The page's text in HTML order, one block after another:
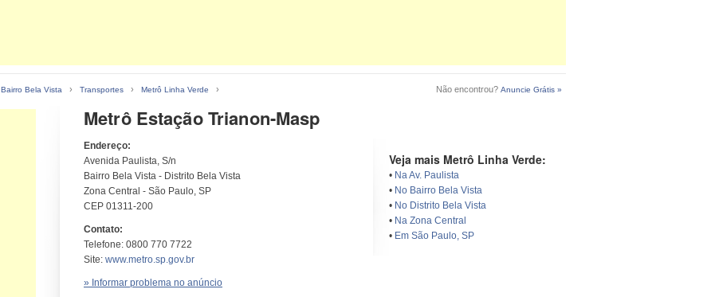
Bairro Bela Vista › Transportes › Metrô Linha Verde › Não encontrou? Anuncie Grátis »
Metrô Estação Trianon-Masp
Endereço:
Avenida Paulista, S/n
Bairro Bela Vista - Distrito Bela Vista
Zona Central - São Paulo, SP
CEP 01311-200
Contato:
Telefone: 0800 770 7722
Site: www.metro.sp.gov.br
» Informar problema no anúncio
Veja mais Metrô Linha Verde:
• Na Av. Paulista
• No Bairro Bela Vista
• No Distrito Bela Vista
• Na Zona Central
• Em São Paulo, SP